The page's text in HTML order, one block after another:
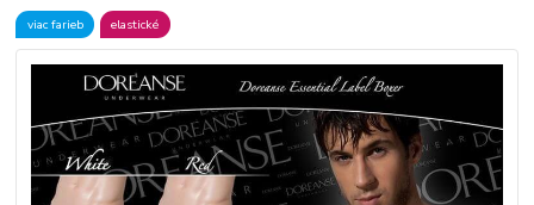
viac farieb elastické